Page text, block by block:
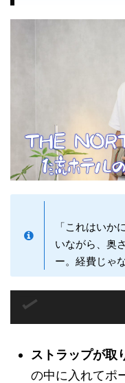
「これはいか
いながら、奥
ー。経費じゃ
ストラップが取
の中に入れてポ